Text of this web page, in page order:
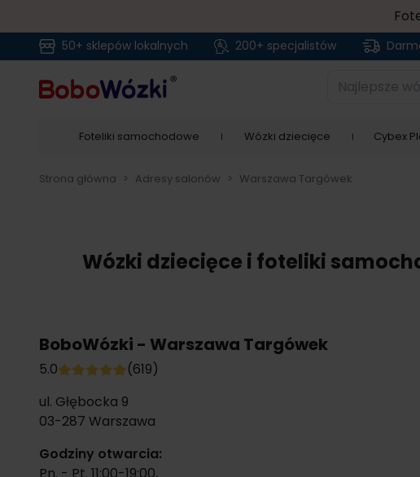
50+ sklepów lokalnych 200+ specjalistów
Najlepsze
Foteliki samochodowe Wózki dziecięce Cybex
Strona główna > Adresy salonów > Warszawa Targówek
Wózki dziecięce i foteliki
BoboWózki - Warszawa Targówek
5.0
(619)
ul. Głębocka 9
03-287 Warszawa
Godziny otwarcia: